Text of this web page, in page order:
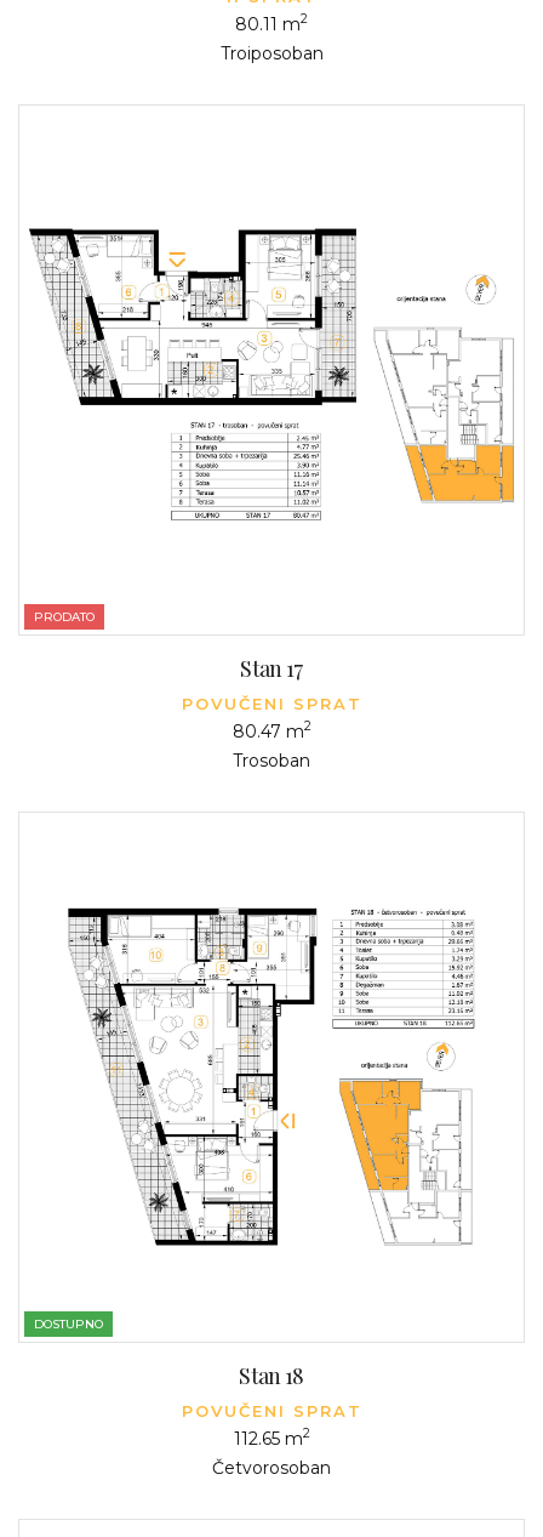
80.11 m2
Troiposoban
PRODATO
Stan 17
POVUČENI SPRAT
80.47 m2
Trosoban
DOSTUPNO
Stan 18
POVUČENI SPRAT
112.65 m2
Četvorosoban